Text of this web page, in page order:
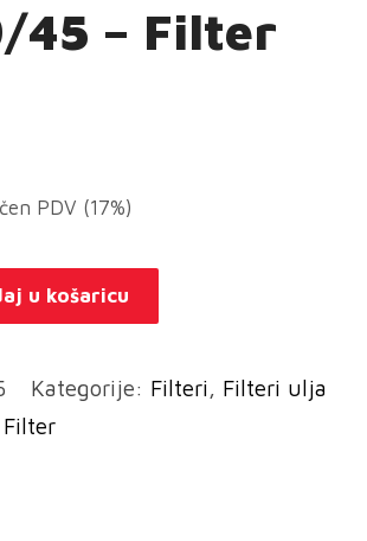
45 – Filter
PDV (17%)
u košaricu
Kategorije: Filteri, Filteri ulja
Filter